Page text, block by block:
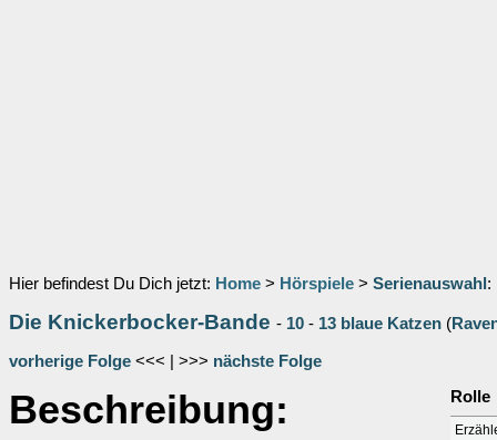
Hier befindest Du Dich jetzt: Home > Hörspiele > Serienauswahl :
Die Knickerbocker-Bande - 10 - 13 blaue Katzen (
vorherige Folge <<< | >>> nächste Folge
Beschreibung: Rolle